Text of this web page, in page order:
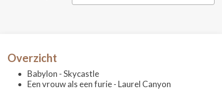
Overzicht
Babylon - Skycastle
Een vrouw als een furie - Laurel Canyon